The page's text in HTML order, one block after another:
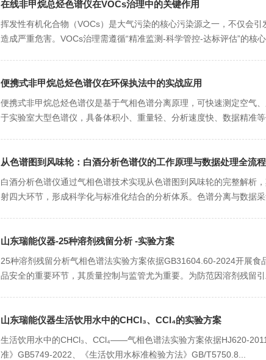
在线非甲烷总烃色谱仪在VOCs治理中的关键作用
挥发性有机化合物（VOCs）是大气污染的核心污染源之一，不仅会
造成严重危害。VOCs治理需遵循“精准监测-科学管控-达标评估”的核
便携式非甲烷总烃色谱仪在环保执法中的实战应用
便携式非甲烷总烃色谱仪是基于气相色谱分离原理，可快速测定空气
于实验室大型色谱仪，具备体积小、重量轻、分析速度快、数据精准
从色谱图到风味轮：白酒分析色谱仪的工作原理与数据处理全流
白酒分析色谱仪通过气相色谱技术实现从色谱图到风味轮的完整解析
射四大环节，形成科学化与标准化结合的分析体系。色谱分离与数据
山东瑞能仪器-25种溶剂残留分析 -实验方案
25种溶剂残留分析气相色谱法实验方案依据GB31604.60-2024开展
品安全的重要环节，其质量控制与监管尤为重要。为防范因溶剂残留
山东瑞能仪器生活饮用水中的CHCl₃、CCl₄的实验方案
生活饮用水中的CHCl₃、CCl₄——气相色谱法实验方案依据HJ620-
准》GB5749-2022、《生活饮用水标准检验方法》GB/T5750.8...